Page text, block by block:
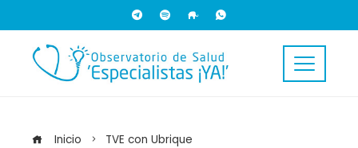
Inicio TVE con Ubrique